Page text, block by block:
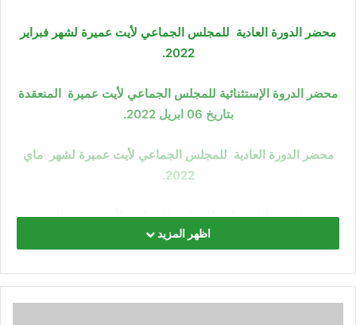
محضر الدورة العادية للمجلس الجماعي لأيت عميرة لشهر فبراير
2022.
محضر الدروة الإستثنائية للمجلس الجماعي لأيت عميرة المنعقدة
بتاريخ 06 ابريل 2022.
محضر الدورة العادية للمجلس الجماعي لأيت عميرة لشهر ماي
2022.
محضر الدورة الإستثنائية للمجلس الجماعي لأيت عميرة المنعقدة
بتاريخ 24 يونيو 2022.
محضر الدورة الإستثنائية للمجلس الجماعي لأيت عميرة المنعقدة
اظهر المزيد